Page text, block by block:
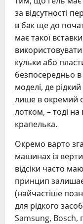
за відсутності
в бак ще до
має такої
кульки або
безпосередньо
моделі, де
лише в окремий
лотком, – тоді
крапелька.
Окремо варто
машинах із
відсіки часто
принцип
(найчастіше
для рідкого
Samsung, Bosch,